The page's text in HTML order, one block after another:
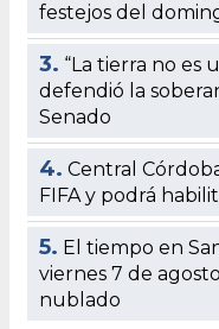
festejos del
3. “La tierra no es
defendió la
Senado
4. Central
FIFA y podrá
5. El tiempo en
viernes 7 de
nublado